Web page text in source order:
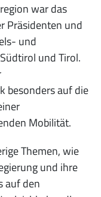
war das
Präsidenten und
und
und Tirol.
besonders auf die
Mobilität.
Themen, wie
und ihre
auf den